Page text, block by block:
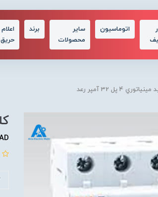
اتوماسیون
سایر
محصولات
برند
اعلام
حریق
4 پل 32 آمپر رعد